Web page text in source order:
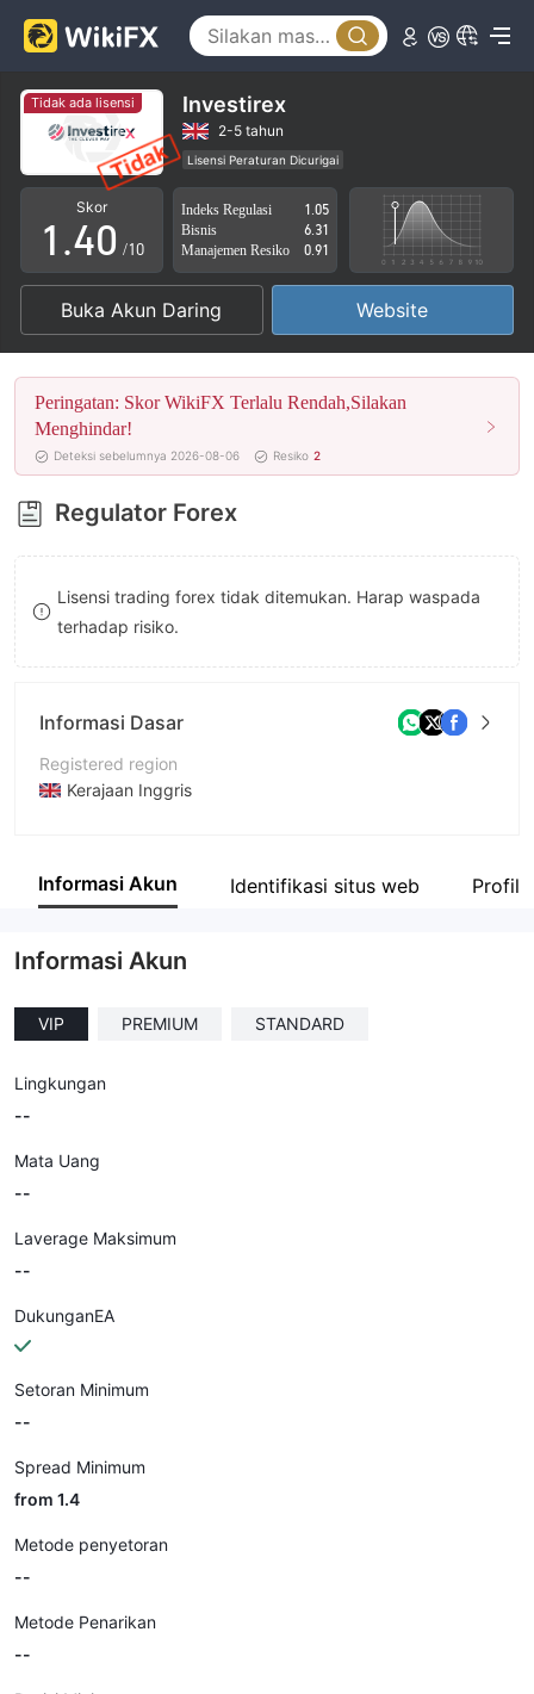
Tidak ada lisensi Investirex
2-5 tahun
Lisensi Peraturan Dicurigai
Lingkup Bisnis Mencurigakan
Potensi risiko tinggi
Skor
0
1
2
3
4
5
6
7
8
9
.
0
1
2
3
4
5
6
7
8
9
0
1
2
3
4
5
6
7
8
9
/10
Indeks Regulasi
1.05
Bisnis
6.31
Manajemen Resiko
0.91
Buka Akun Daring Website
Peringatan: Skor WikiFX Terlalu Rendah,Silakan
Menghindar!
Deteksi sebelumnya 2026-08-06 Resiko 2
Regulator Forex
Lisensi trading forex tidak ditemukan. Harap waspada
terhadap risiko.
Informasi Dasar
Registered region
Kerajaan Inggris
Nama perusahaan
Informasi Akun Identifikasi situs web Profil
Informasi Akun
VIP PREMIUM STANDARD
Lingkungan
--
Mata Uang
--
Laverage Maksimum
--
DukunganEA
Setoran Minimum
--
Spread Minimum
from 1.4
Metode penyetoran
--
Metode Penarikan
--